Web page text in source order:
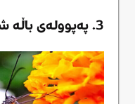
3. پەپوولەی باڵە شووشەیی (greta oto):